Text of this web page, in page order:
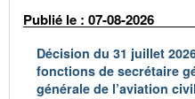
Publié le : 07-08-2026
Décision du 31 juillet
fonctions de secrétaire
générale de l’aviation